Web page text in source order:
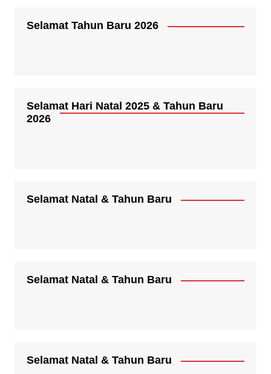
Selamat Tahun Baru 2026
Selamat Hari Natal 2025 & Tahun Baru
2026
Selamat Natal & Tahun Baru
Selamat Natal & Tahun Baru
Selamat Natal & Tahun Baru